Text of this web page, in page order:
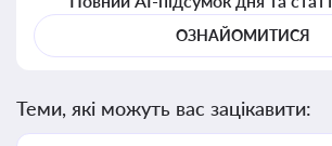
ОЗНАЙОМИТИСЯ
Теми, які можуть вас зацікавити: